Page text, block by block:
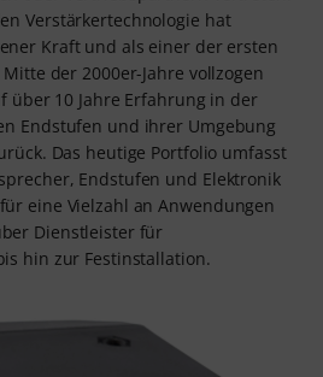
Verstärkertechnologie hat
Kraft und als einer der ersten
der 2000er-Jahre vollzogen
über 10 Jahre Erfahrung in der
Endstufen und ihrer Umgebung
Das heutige Portfolio umfasst
Endstufen und Elektronik
eine Vielzahl an Anwendungen
Dienstleister für
hin zur Festinstallation.